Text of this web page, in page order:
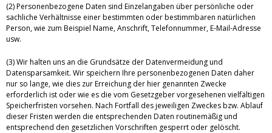
(2) Personenbezogene Daten sind Einzelangaben über persönliche oder
sachliche Verhältnisse einer bestimmten oder bestimmbaren natürlichen
Person, wie zum Beispiel Name, Anschrift, Telefonnummer, E-Mail-Adresse
usw.
(3) Wir halten uns an die Grundsätze der Datenvermeidung und
Datensparsamkeit. Wir speichern Ihre personenbezogenen Daten daher
nur so lange, wie dies zur Erreichung der hier genannten Zwecke
erforderlich ist oder wie es die vom Gesetzgeber vorgesehenen vielfältigen
Speicherfristen vorsehen. Nach Fortfall des jeweiligen Zweckes bzw. Ablauf
dieser Fristen werden die entsprechenden Daten routinemäßig und
entsprechend den gesetzlichen Vorschriften gesperrt oder gelöscht.